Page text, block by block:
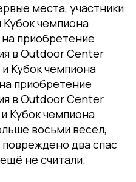
места, участники
чемпиона
приобретение
в Outdoor Center
Кубок чемпиона
приобретение
в Outdoor Center
Кубок чемпиона
восьми весел,
повреждено два спас
не считали.